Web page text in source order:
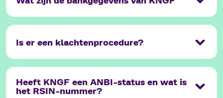
Is er een klachtenprocedure?
Heeft KNGF een ANBI-status en wat is
het RSIN-nummer?